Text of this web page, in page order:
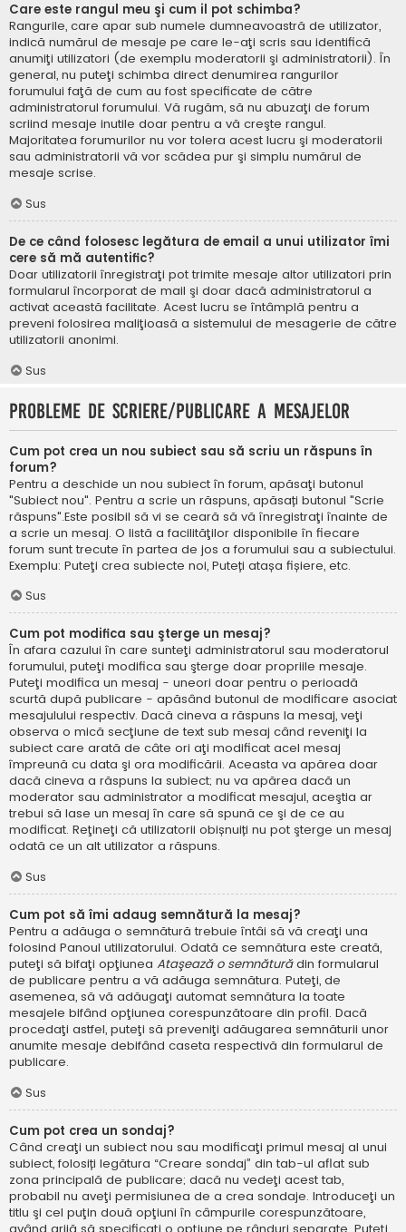
Care este rangul meu şi cum il pot schimba?
Rangurile, care apar sub numele dumneavoastră de utilizator,
indică numărul de mesaje pe care le-aţi scris sau identifică
anumiţi utilizatori (de exemplu moderatorii şi administratorii). În
general, nu puteţi schimba direct denumirea rangurilor
forumului faţă de cum au fost specificate de către
administratorul forumului. Vă rugăm, să nu abuzaţi de forum
scriind mesaje inutile doar pentru a vă creşte rangul.
Majoritatea forumurilor nu vor tolera acest lucru şi moderatorii
sau administratorii vă vor scădea pur şi simplu numărul de
mesaje scrise.
Sus
De ce când folosesc legătura de email a unui utilizator îmi
cere să mă autentific?
Doar utilizatorii înregistraţi pot trimite mesaje altor utilizatori prin
formularul încorporat de mail şi doar dacă administratorul a
activat această facilitate. Acest lucru se întâmplă pentru a
preveni folosirea maliţioasă a sistemului de mesagerie de către
utilizatorii anonimi.
Sus
Probleme de scriere/publicare a mesajelor
Cum pot crea un nou subiect sau să scriu un răspuns în
forum?
Pentru a deschide un nou subiect în forum, apăsaţi butonul
"Subiect nou". Pentru a scrie un răspuns, apăsați butonul "Scrie
răspuns".Este posibil să vi se ceară să vă înregistraţi înainte de
a scrie un mesaj. O listă a facilităţilor disponibile în fiecare
forum sunt trecute în partea de jos a forumului sau a subiectului.
Exemplu: Puteţi crea subiecte noi, Puteți atașa fișiere, etc.
Sus
Cum pot modifica sau şterge un mesaj?
În afara cazului în care sunteţi administratorul sau moderatorul
forumului, puteţi modifica sau şterge doar propriile mesaje.
Puteţi modifica un mesaj - uneori doar pentru o perioadă
scurtă după publicare - apăsând butonul de modificare asociat
mesajulului respectiv. Dacă cineva a răspuns la mesaj, veţi
observa o mică secţiune de text sub mesaj când reveniţi la
subiect care arată de câte ori aţi modificat acel mesaj
împreună cu data şi ora modificării. Aceasta va apărea doar
dacă cineva a răspuns la subiect; nu va apărea dacă un
moderator sau administrator a modificat mesajul, aceştia ar
trebui să lase un mesaj în care să spună ce şi de ce au
modificat. Reţineţi că utilizatorii obișnuiți nu pot şterge un mesaj
odată ce un alt utilizator a răspuns.
Sus
Cum pot să îmi adaug semnătură la mesaj?
Pentru a adăuga o semnătură trebuie întâi să vă creaţi una
folosind Panoul utilizatorului. Odată ce semnătura este creată,
puteţi să bifaţi opţiunea Ataşează o semnăturădin formularul
de publicare pentru a vă adăuga semnătura. Puteţi, de
asemenea, să vă adăugaţi automat semnătura la toate
mesajele bifând opţiunea corespunzătoare din profil. Dacă
procedaţi astfel, puteţi să preveniţi adăugarea semnăturii unor
anumite mesaje debifând caseta respectivă din formularul de
publicare.
Sus
Cum pot crea un sondaj?
Când creaţi un subiect nou sau modificaţi primul mesaj al unui
subiect, folosiți legătura “Creare sondaj” din tab-ul aflat sub
zona principală de publicare; dacă nu vedeţi acest tab,
probabil nu aveţi permisiunea de a crea sondaje. Introduceţi un
titlu şi cel puţin două opţiuni în câmpurile corespunzătoare,